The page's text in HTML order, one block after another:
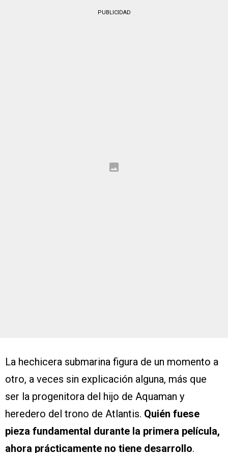
PUBLICIDAD
La hechicera submarina figura de un momento a
otro, a veces sin explicación alguna, más que
ser la progenitora del hijo de Aquaman y
heredero del trono de Atlantis. Quién fuese
pieza fundamental durante la primera película,
ahora prácticamente no tiene desarrollo.